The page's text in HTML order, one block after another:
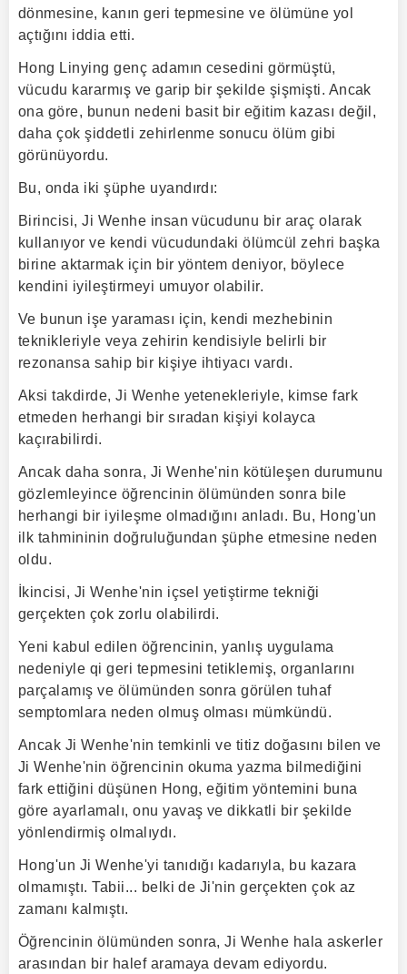
dönmesine, kanın geri tepmesine ve ölümüne yol
açtığını iddia etti.
Hong Linying genç adamın cesedini görmüştü,
vücudu kararmış ve garip bir şekilde şişmişti. Ancak
ona göre, bunun nedeni basit bir eğitim kazası değil,
daha çok şiddetli zehirlenme sonucu ölüm gibi
görünüyordu.
Bu, onda iki şüphe uyandırdı:
Birincisi, Ji Wenhe insan vücudunu bir araç olarak
kullanıyor ve kendi vücudundaki ölümcül zehri başka
birine aktarmak için bir yöntem deniyor, böylece
kendini iyileştirmeyi umuyor olabilir.
Ve bunun işe yaraması için, kendi mezhebinin
teknikleriyle veya zehirin kendisiyle belirli bir
rezonansa sahip bir kişiye ihtiyacı vardı.
Aksi takdirde, Ji Wenhe yetenekleriyle, kimse fark
etmeden herhangi bir sıradan kişiyi kolayca
kaçırabilirdi.
Ancak daha sonra, Ji Wenhe'nin kötüleşen durumunu
gözlemleyince öğrencinin ölümünden sonra bile
herhangi bir iyileşme olmadığını anladı. Bu, Hong'un
ilk tahmininin doğruluğundan şüphe etmesine neden
oldu.
İkincisi, Ji Wenhe'nin içsel yetiştirme tekniği
gerçekten çok zorlu olabilirdi.
Yeni kabul edilen öğrencinin, yanlış uygulama
nedeniyle qi geri tepmesini tetiklemiş, organlarını
parçalamış ve ölümünden sonra görülen tuhaf
semptomlara neden olmuş olması mümkündü.
Ancak Ji Wenhe'nin temkinli ve titiz doğasını bilen ve
Ji Wenhe'nin öğrencinin okuma yazma bilmediğini
fark ettiğini düşünen Hong, eğitim yöntemini buna
göre ayarlamalı, onu yavaş ve dikkatli bir şekilde
yönlendirmiş olmalıydı.
Hong'un Ji Wenhe'yi tanıdığı kadarıyla, bu kazara
olmamıştı. Tabii... belki de Ji'nin gerçekten çok az
zamanı kalmıştı.
Öğrencinin ölümünden sonra, Ji Wenhe hala askerler
arasından bir halef aramaya devam ediyordu.